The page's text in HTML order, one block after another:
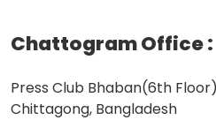
Chattogram Office:
Press Club Bhaban(6th
Chittagong, Bangladesh